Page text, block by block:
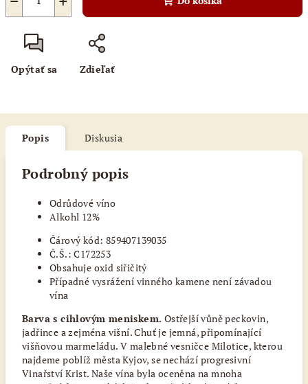
Opýtať sa Zdieľať
Popis Diskusia
Podrobný popis
Odrůdové víno
Alkohl 12%
Čárový kód: 859407139035
Č.Š.: C172253
Obsahuje oxid siřičitý
Případné vysrážení vinného kamene není závadou
vína
Barva s cihlovým meniskem. Ostřejší vůně peckovin,
jadřince a zejména višní. Chuť je jemná, připomínající
višňovou marmeládu. V malebné vesničce Milotice, kterou
najdeme poblíž města Kyjov, se nechází progresivní
Vinařství Krist. Naše vína byla oceněna na mnoha